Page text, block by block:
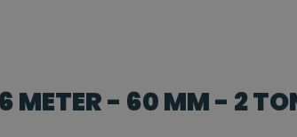
METER - 60 MM - 2